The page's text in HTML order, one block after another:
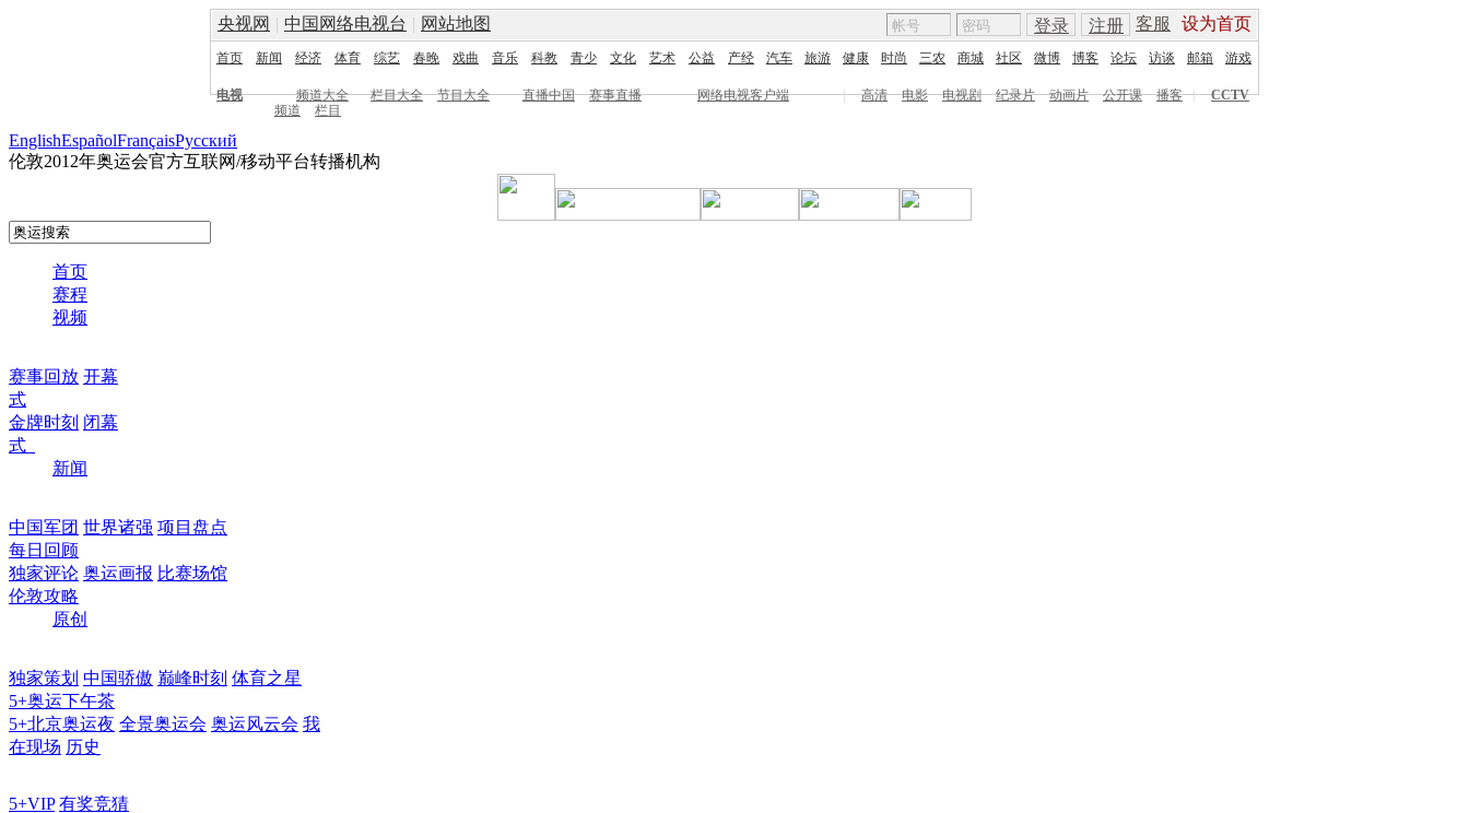
央视网 | 中国网络电视台 | 网站地图 客服 设为首页
登录 注册
首页 新闻 经济 体育 综艺 春晚 戏曲 音乐 科教 青少 文化 艺术 公益 产经 汽车 旅游 健康 时尚 三农 商城 社区 微博 博客 论坛 访谈 邮箱 游戏
电视 频道大全 栏目大全 节目大全 直播中国 赛事直播 网络电视客户端 | 高清 电影 电视剧 纪录片 动画片 公开课 播客 |
CCTV
频道
栏目
EnglishEspañolFrançaisPусский
伦敦2012年奥运会官方互联网/移动平台转播机构
首页
赛程
视频
赛事回放 开幕
式
金牌时刻 闭幕
式
新闻
中国军团 世界诸强 项目盘点
每日回顾
独家评论 奥运画报 比赛场馆
伦敦攻略
原创
独家策划 中国骄傲 巅峰时刻 体育之星
5+奥运下午茶
5+北京奥运夜 全景奥运会 奥运风云会 我
在现场 历史
5+VIP 有奖竞猜